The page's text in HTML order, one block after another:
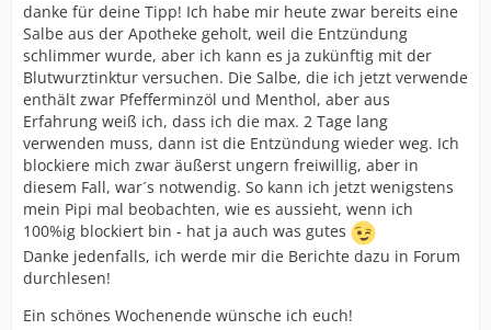
danke für deine Tipp! Ich habe mir heute zwar bereits eine
Salbe aus der Apotheke geholt, weil die Entzündung
schlimmer wurde, aber ich kann es ja zukünftig mit der
Blutwurztinktur versuchen. Die Salbe, die ich jetzt verwende
enthält zwar Pfefferminzöl und Menthol, aber aus
Erfahrung weiß ich, dass ich die max. 2 Tage lang
verwenden muss, dann ist die Entzündung wieder weg. Ich
blockiere mich zwar äußerst ungern freiwillig, aber in
diesem Fall, war´s notwendig. So kann ich jetzt wenigstens
mein Pipi mal beobachten, wie es aussieht, wenn ich
100%ig blockiert bin - hat ja auch was gutes
Danke jedenfalls, ich werde mir die Berichte dazu in Forum
durchlesen!
Ein schönes Wochenende wünsche ich euch!